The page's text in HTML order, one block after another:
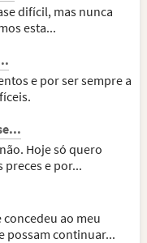
difícil, mas nunca
esta...
e por ser sempre a
Hoje só quero
e por...
ao meu
possam continuar...